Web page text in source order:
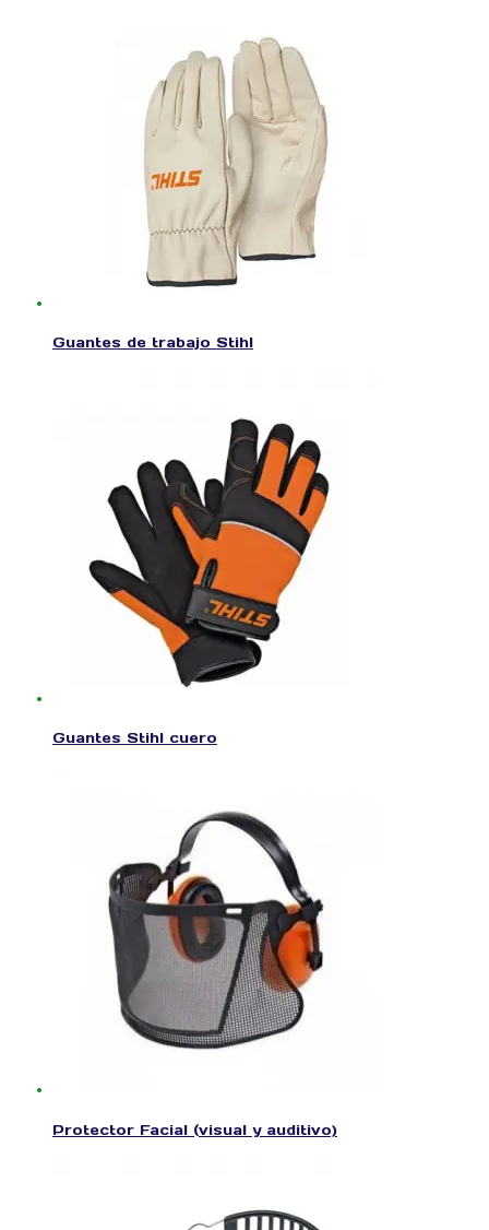
Guantes de trabajo Stihl
Guantes Stihl cuero
Protector Facial (visual y auditivo)